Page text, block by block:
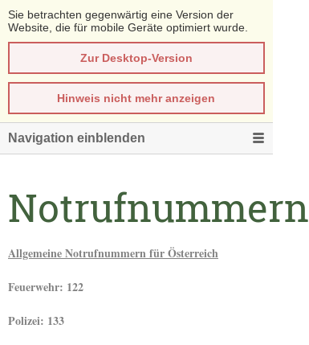
Sie betrachten gegenwärtig eine Version der
Website, die für mobile Geräte optimiert wurde.
Zur Desktop-Version
Hinweis nicht mehr anzeigen
Navigation einblenden
Notrufnummern
Allgemeine Notrufnummern für Österreich
Feuerwehr: 122
Polizei: 133